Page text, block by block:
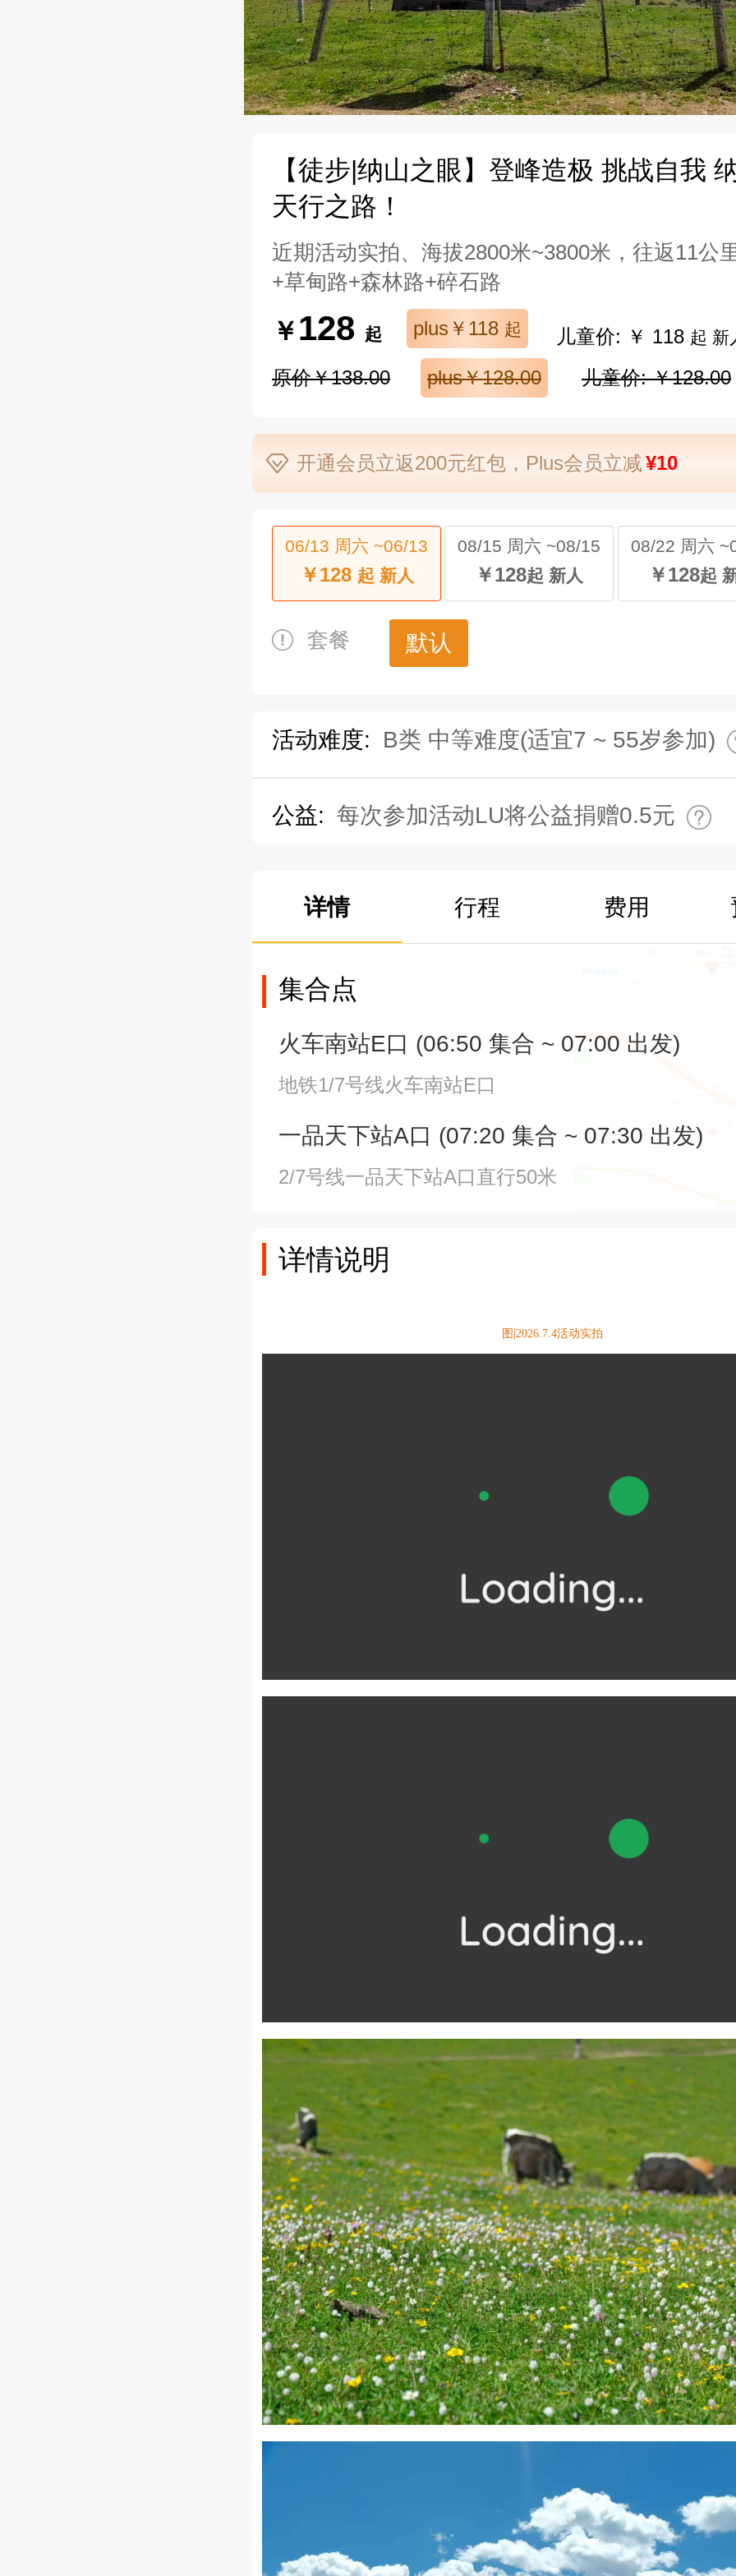
【徒步|纳山之眼】登峰造极 挑战自我
天行之路！
近期活动实拍、海拔2800米~3800米，往返11公
+草甸路+森林路+碎石路
￥128 起 plus￥118 起 儿童价: ￥ 118 起 新
原价￥138.00 plus￥128.00 儿童价: ￥128.00
开通会员立返200元红包，Plus会员立减¥10
06/13 周六 ~06/13
￥128 起 新人
08/15 周六 ~08/15
￥128起 新人
08/22 周六
￥128起
套餐 默认
活动难度: B类 中等难度(适宜7 ~ 55岁参加)
公益: 每次参加活动LU将公益捐赠0.5元
详情 行程 费用
集合点
火车南站E口 (06:50 集合 ~ 07:00 出发)
地铁1/7号线火车南站E口
一品天下站A口 (07:20 集合 ~ 07:30 出发)
2/7号线一品天下站A口直行50米
详情说明
图|2026.7.4活动实拍